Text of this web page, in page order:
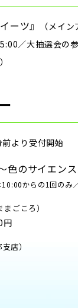
ーツ』 （メイ
／大抽選会の
より受付開始
色のサイエン
からの1回のみ
まごころ）
円
店）